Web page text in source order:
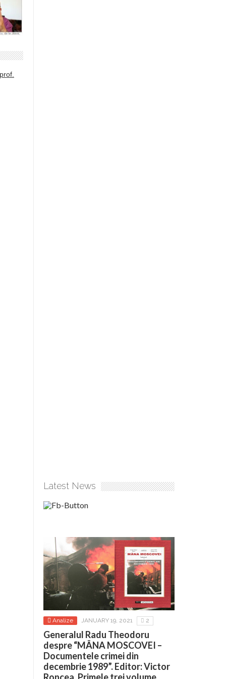
Latest News
Analize JANUARY 19, 2021 2
Generalul Radu Theodoru
despre “MÂNA MOSCOVEI –
Documentele crimei din
decembrie 1989”. Editor: Victor